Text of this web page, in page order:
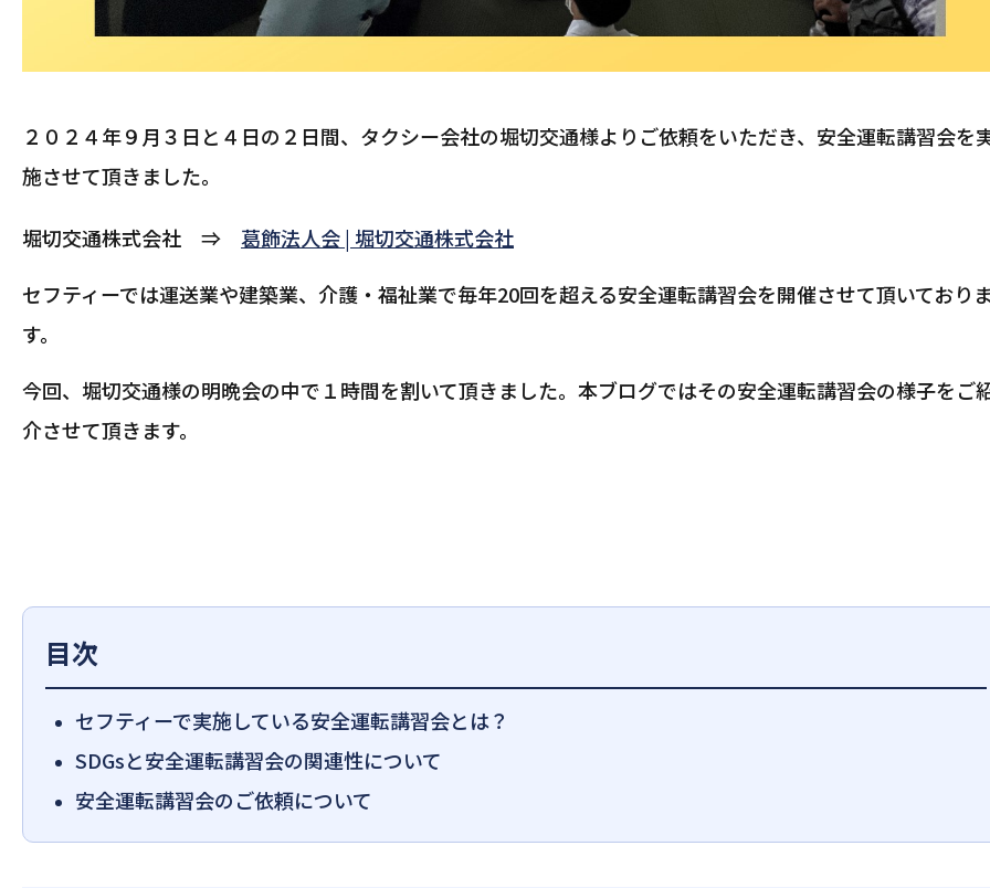
２０２４年９月３日と４日の２日間、タクシー会社の堀切交通様よりご依頼をいただき、安全運転講習会を
施させて頂きました。
堀切交通株式会社 ⇒ 葛飾法人会 | 堀切交通株式会社
セフティーでは運送業や建築業、介護・福祉業で毎年20回を超える安全運転講習会を開催させて頂いておりま
す。
今回、堀切交通様の明晩会の中で１時間を割いて頂きました。本ブログではその安全運転講習会の様子をご
介させて頂きます。
目次
セフティーで実施している安全運転講習会とは？
SDGsと安全運転講習会の関連性について
安全運転講習会のご依頼について